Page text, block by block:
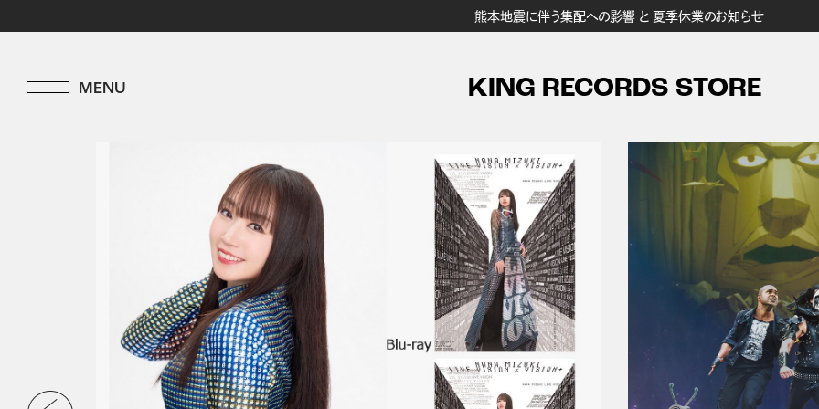
熊本地震に伴う集配への影響 と 夏季休業のお知らせ
KING RECORDS STORE